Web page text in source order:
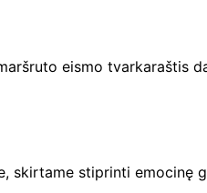
eismo tvarkaraštis
stiprinti emocinę